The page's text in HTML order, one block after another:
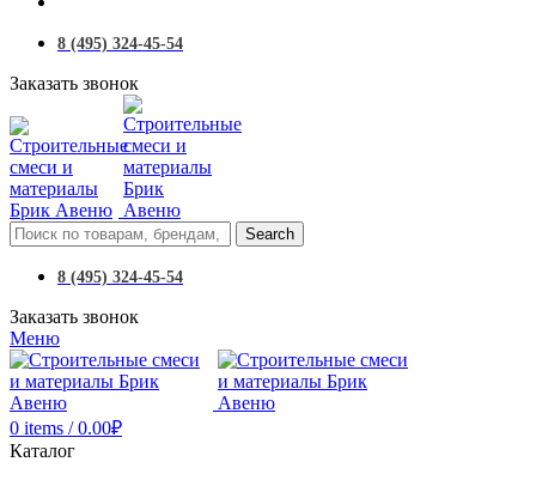
8 (495) 324-45-54
Заказать звонок
Search
8 (495) 324-45-54
Заказать звонок
Меню
0 items / 0.00₽
Каталог